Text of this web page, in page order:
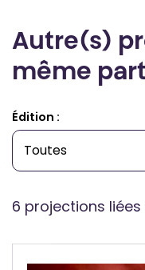
Autre(s)
même
Édition :
6 projections